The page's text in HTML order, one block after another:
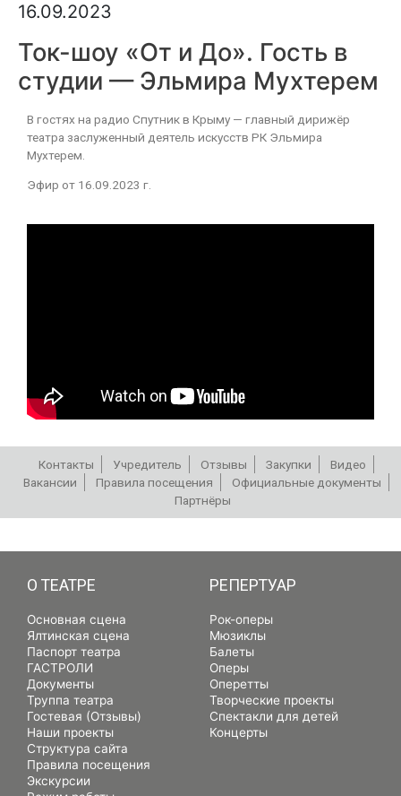
16.09.2023
Ток-шоу «От и До». Гость в
студии — Эльмира Мухтерем
В гостях на радио Спутник в Крыму — главный дирижёр
театра заслуженный деятель искусств РК Эльмира
Мухтерем.
Эфир от 16.09.2023 г.
Контакты Учредитель Отзывы Закупки
Видео
Вакансии
Правила посещения
Официальные документы
Партнёры
О ТЕАТРЕ
Основная сцена
Ялтинская сцена
Паспорт театра
ГАСТРОЛИ
Документы
Труппа театра
Гостевая (Отзывы)
Наши проекты
Структура сайта
Правила посещения
Экскурсии
РЕПЕРТУАР
Рок-оперы
Мюзиклы
Балеты
Оперы
Оперетты
Творческие проекты
Спектакли для детей
Концерты